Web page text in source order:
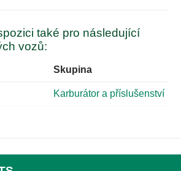
také pro následující
vozů:
Skupina
Karburátor a příslušenství